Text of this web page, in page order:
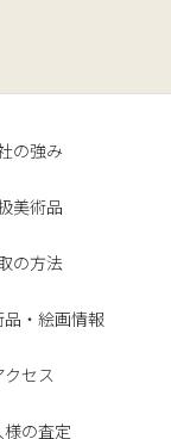
の強み
美術品
の方法
・絵画情報
クセス
の査定